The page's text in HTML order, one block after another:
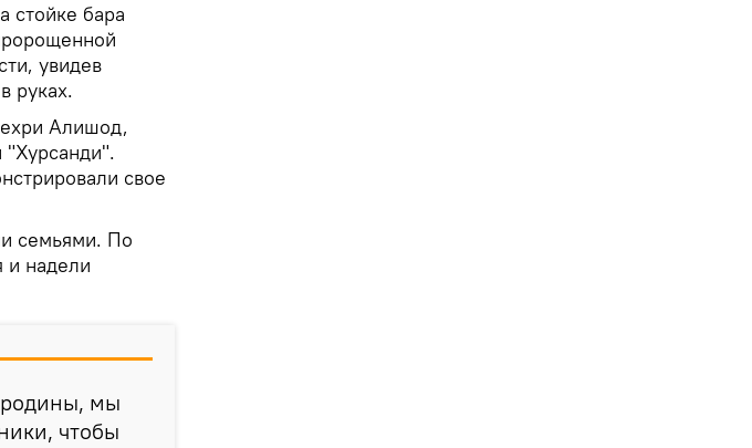
стойке бара
увидев
руках.
Алишод,
"Хурсанди".
свое
семьями. По
и надели
родины, мы
чтобы